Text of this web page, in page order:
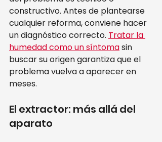
constructivo. Antes de plantearse
cualquier reforma, conviene hacer
un diagnóstico correcto. Tratar la
humedad como un síntoma sin
buscar su origen garantiza que el
problema vuelva a aparecer en
meses.
El extractor: más allá del
aparato